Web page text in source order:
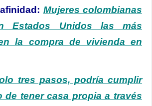
Mujeres colombianas
Estados Unidos las más
la compra de vivienda en
tres pasos, podría cumplir
de tener casa propia a través